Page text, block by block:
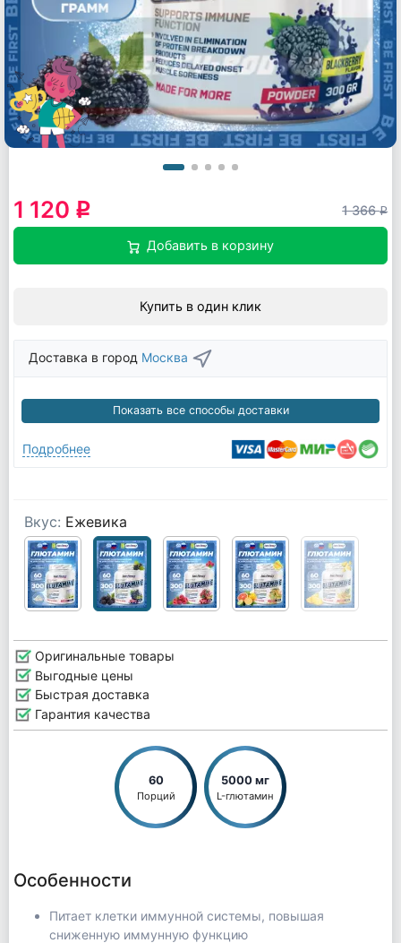
1 120 q 1 366q
Добавить в корзину
Купить в один клик
Доставка в город Москва
Показать все способы доставки
Подробнее
Вкус: Ежевика
Оригинальные товары
Выгодные цены
Быстрая доставка
Гарантия качества
60
Порций
5000 мг
L-глютамин
Особенности
Питает клетки иммунной системы, повышая
сниженную иммунную функцию